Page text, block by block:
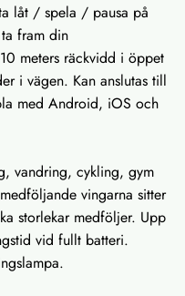
låt / spela / pausa på
fram din
meters räckvidd i öppet
i vägen. Kan anslutas till
med Android, iOS och
vandring, cykling, gym
vingarna sitter
storlekar medföljer. Upp
vid fullt batteri.